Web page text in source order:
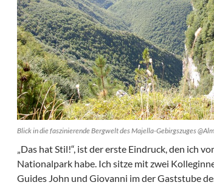
Blick in die faszinierende Bergwelt des Majella-Gebirgszuges
„Das hat Stil!“, ist der erste Eindruck, den ich
Nationalpark habe. Ich sitze mit zwei
Guides John und Giovanni im der Gaststube